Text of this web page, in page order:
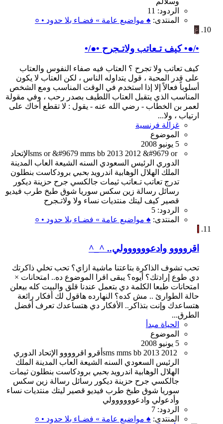
الردود: 11
المنتدى: ♠ مواضيع عامة » فضـاء بلا حدود • ०
غ
•/●• كيف تـعاتب ولاتـجرح •●/•
كيف تعاتب ولا تجرح ؟ العتاب فيه صفاء النفوس والعتاب
على قدر المحبة ، قول يتداوله الناس ، لكن العتاب لا يكون
أسلوباً فعالاً إلا إذا استخدم في الوقت المناسب ومع الشخص
المناسب الذي يتقبل العتاب اللطيف بصدر رحب ، وفي مقولة
لعمر بن الخطاب - رضي الله عنه - يقول : لا تقطع أخاك على
ارتياب ، ولا...
غزالة فرنسية
الموضوع
5 يونيو 2008
&#9679 or
2012
2013
bb
mms
or &#9679
sms الإتحاد
الدوري الرئيس السعودي السنه الشيعة العاب المدينة
الملك الهلال الوهابية اندرويدبحبي برودكاست بنطلون
تدرج تعاتب تـعاتب ثيمات جالكسي جرح حزينة ديكور
رسائل رسالة زين سكس سوريا شوق طبخ طرب فيديو
قصير كيف ليتك منتديات نساء ولا ولاتـجرح
الردود: 5
المنتدى: ♠ مواضيع عامة » فضـاء بلا حدود • ०
اقروووو وادعوووووولي.. ^_^
تحب تشوف الذاكرة بتاعتنا ماشية ازاي؟ تحب تخلي ذاكرتك
دي طوع إرادتك؟ أيوه؟ يبقى اقرا الموضوع ده.. امتحانات ×
امتحانات طبعا الكلمة دي بتعمل عندنا قلق والبيت كله بيعلن
حالة الطوارئ .. مش كده؟ النهارده هاقول لك أفكار رائعة
هتساعدك وإنت بتذاكر.. الأفكار دي هتساعدك تعرف أفضل
الطرق...
الحياة مبدأ
الموضوع
5 يونيو 2008
2012
2013
bb
mms
sms أقرو اقروووو الإتحاد الدوري
الرئيس السعودي السنه الشيعة العاب المدينة الملك
الهلال الوهابية اندرويدبحبي برودكاست بنطلون ثيمات
جالكسي جرح حزينة ديكور رسائل رسالة زين سكس
سوريا شوق طبخ طرب فيديو قصير ليتك منتديات نساء
وأدعولي وادعوووووولي
الردود: 7
المنتدى: ♠ مواضيع عامة » فضـاء بلا حدود • ०